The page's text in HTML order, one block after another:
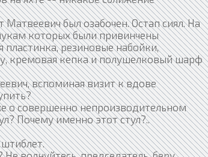
был озабочен. Остап сиял. На
которых были привинчены
резиновые набойки,
кремовая кепка и полушелковый шарф
вспоминая визит к вдове
о совершенно непроизводительном
Почему именно этот стул?..